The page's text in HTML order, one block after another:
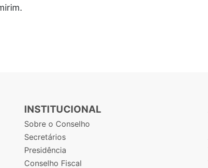
INSTITUCIONAL
Sobre o Conselho
Secretários
Presidência
Conselho Fiscal